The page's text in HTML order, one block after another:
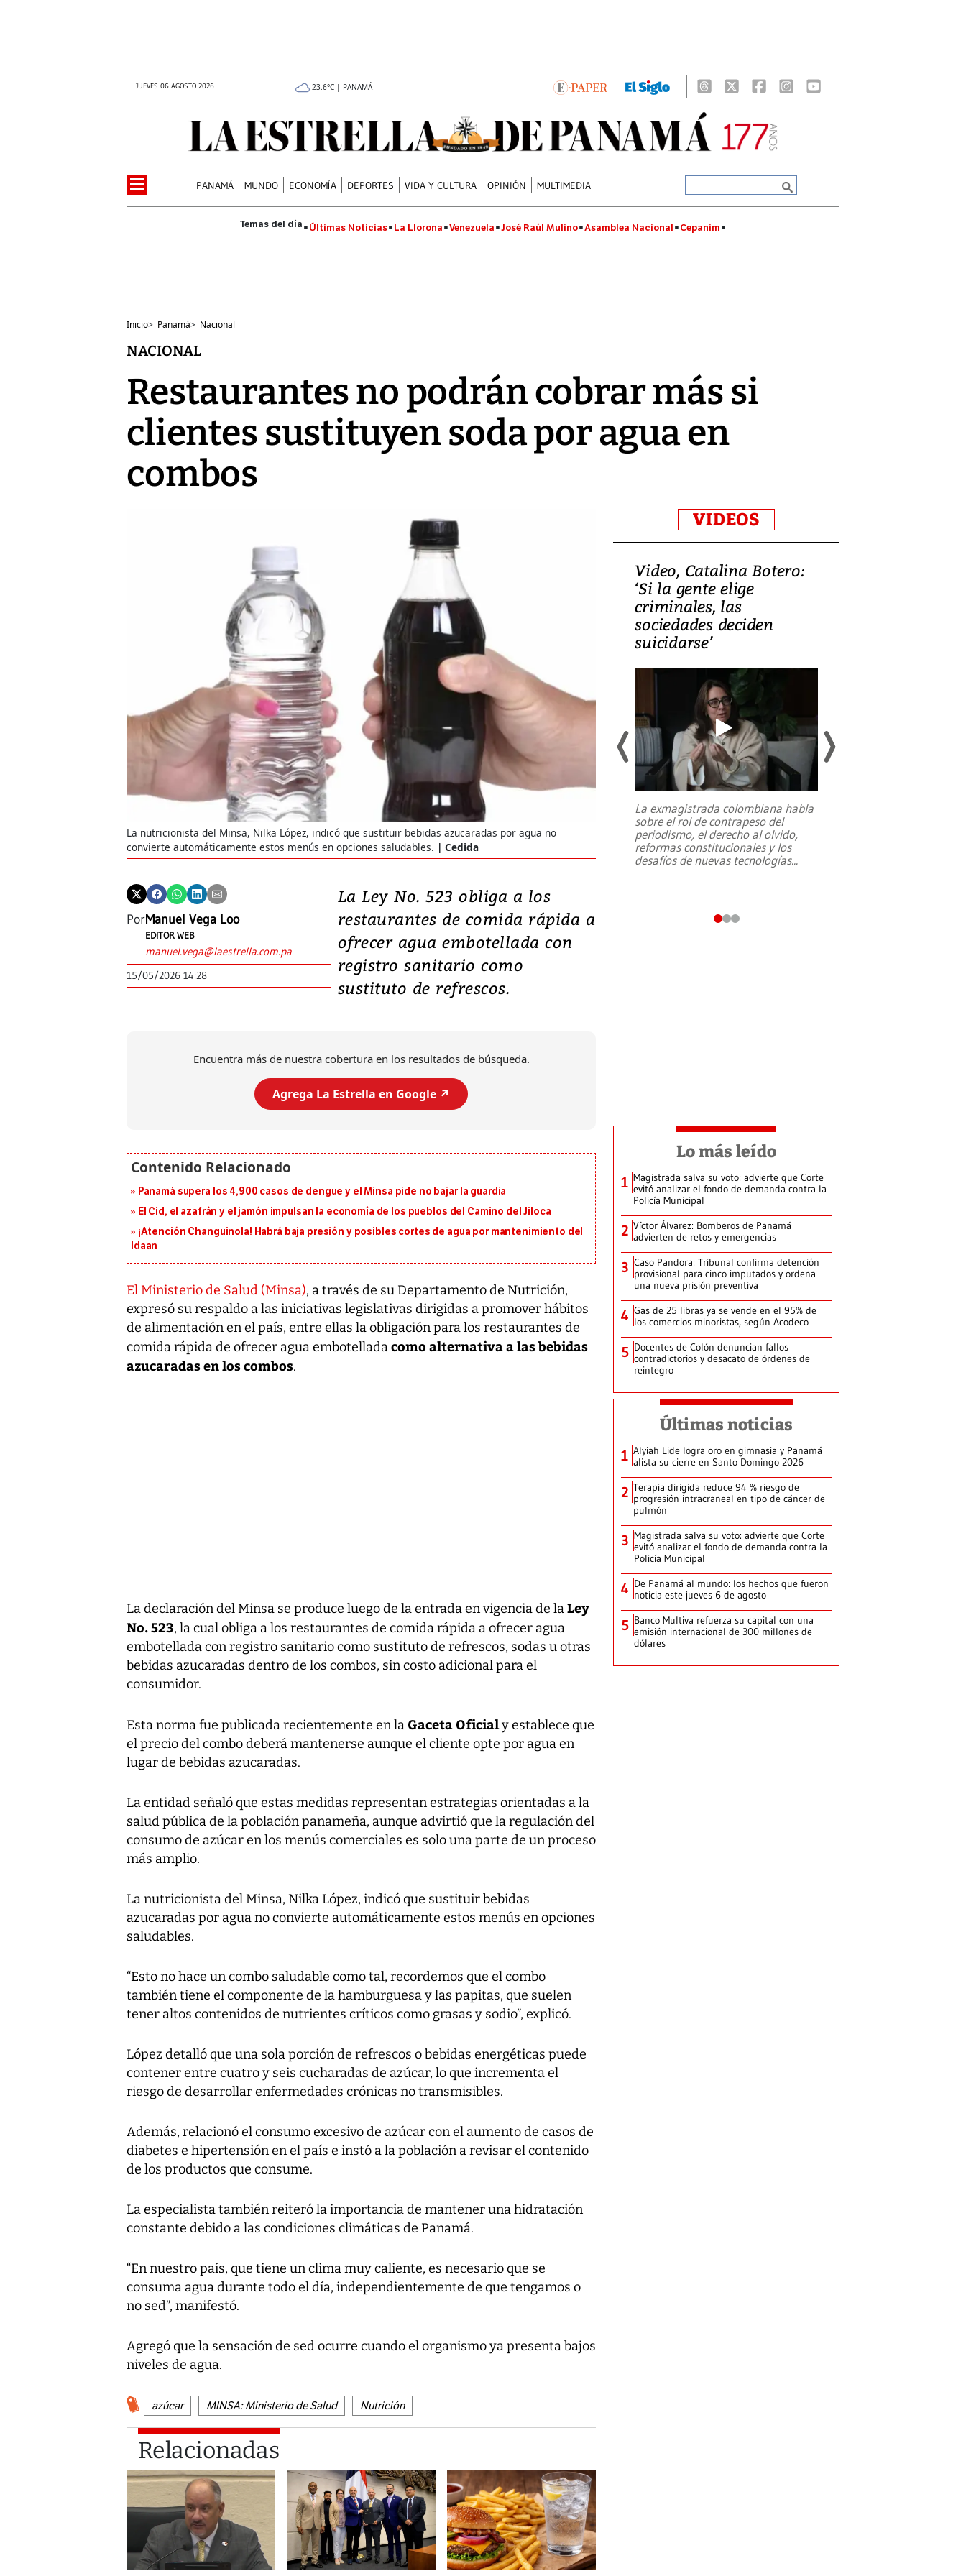
JUEVES 06 AGOSTO 2026 23.6°C | PANAMÁ
PANAMÁ MUNDO ECONOMÍA DEPORTES VIDA Y CULTURA OPINIÓN MULTIMEDIA
Últimas Noticias La Llorona Venezuela José Raúl Mulino Asamblea Nacional Cepanim
Inicio> Panamá> Nacional
NACIONAL
Restaurantes no podrán cobrar más si
clientes sustituyen soda por agua en
combos
La nutricionista del Minsa, Nilka López, indicó que sustituir bebidas azucaradas por agua no
convierte automáticamente estos menús en opciones saludables.
Cedida
PorManuel Vega Loo
EDITOR WEB
manuel.vega@laestrella.com.pa
15/05/2026 14:28
La Ley No. 523 obliga a los
restaurantes de comida rápida a
ofrecer agua embotellada con
registro sanitario como
sustituto de refrescos.
Encuentra más de nuestra cobertura en los resultados de búsqueda.
Agrega La Estrella en Google ↗️
Panamá supera los 4,900 casos de dengue y el Minsa pide no bajar la guardia
El Cid, el azafrán y el jamón impulsan la economía de los pueblos del Camino del Jiloca
¡Atención Changuinola! Habrá baja presión y posibles cortes de agua por mantenimiento del
Idaan
El Ministerio de Salud (Minsa), a través de su Departamento de Nutrición,
expresó su respaldo a las iniciativas legislativas dirigidas a promover hábitos
de alimentación en el país, entre ellas la obligación para los restaurantes de
comida rápida de ofrecer agua embotelladacomo alternativa a las bebidas
azucaradas en los combos.
La declaración del Minsa se produce luego de la entrada en vigencia de laLey
No. 523, la cual obliga a los restaurantes de comida rápida a ofrecer agua
embotellada con registro sanitario como sustituto de refrescos, sodas u otras
bebidas azucaradas dentro de los combos, sin costo adicional para el
consumidor.
Esta norma fue publicada recientemente en la Gaceta Oficialy establece que
el precio del combo deberá mantenerse aunque el cliente opte por agua en
lugar de bebidas azucaradas.
La entidad señaló que estas medidas representan estrategias orientadas a la
salud pública de la población panameña, aunque advirtió que la regulación del
consumo de azúcar en los menús comerciales es solo una parte de un proceso
más amplio.
La nutricionista del Minsa, Nilka López, indicó que sustituir bebidas
azucaradas por agua no convierte automáticamente estos menús en opciones
saludables.
“Esto no hace un combo saludable como tal, recordemos que el combo
también tiene el componente de la hamburguesa y las papitas, que suelen
tener altos contenidos de nutrientes críticos como grasas y sodio”, explicó.
López detalló que una sola porción de refrescos o bebidas energéticas puede
contener entre cuatro y seis cucharadas de azúcar, lo que incrementa el
riesgo de desarrollar enfermedades crónicas no transmisibles.
Además, relacionó el consumo excesivo de azúcar con el aumento de casos de
diabetes e hipertensión en el país e instó a la población a revisar el contenido
de los productos que consume.
La especialista también reiteró la importancia de mantener una hidratación
constante debido a las condiciones climáticas de Panamá.
“En nuestro país, que tiene un clima muy caliente, es necesario que se
consuma agua durante todo el día, independientemente de que tengamos o
no sed”, manifestó.
Agregó que la sensación de sed ocurre cuando el organismo ya presenta bajos
niveles de agua.
azúcar MINSA: Ministerio de Salud Nutrición
Relacionadas
VIDEOS
Video, Japón: Terremoto
deja heridos y graves
daños en Kumamoto
Un fuerte terremoto de magnitud
7,1 se registró este martes 28 de
julio en la prefectura de Kumamoto,
al sur de Japón, provocando una
emergencia de gran
Video, Catalina Botero:
‘Si la gente elige
criminales, las
sociedades deciden
suicidarse’
La exmagistrada colombiana habla
sobre el rol de contrapeso del
periodismo, el derecho al olvido,
reformas constitucionales y los
desafíos de nuevas tecnologías...
Lo más leído
1 Magistrada salva su voto: advierte que Corte
evitó analizar el fondo de demanda contra la
Policía Municipal
2 Víctor Álvarez: Bomberos de Panamá
advierten de retos y emergencias
3 Caso Pandora: Tribunal confirma detención
provisional para cinco imputados y ordena
una nueva prisión preventiva
4 Gas de 25 libras ya se vende en el 95% de
los comercios minoristas, según Acodeco
5 Docentes de Colón denuncian fallos
contradictorios y desacato de órdenes de
reintegro
Últimas noticias
1 Alyiah Lide logra oro en gimnasia y Panamá
alista su cierre en Santo Domingo 2026
2 Terapia dirigida reduce 94 % riesgo de
progresión intracraneal en tipo de cáncer de
pulmón
3 Magistrada salva su voto: advierte que Corte
evitó analizar el fondo de demanda contra la
Policía Municipal
4 De Panamá al mundo: los hechos que fueron
noticia este jueves 6 de agosto
5 Banco Multiva refuerza su capital con una
emisión internacional de 300 millones de
dólares